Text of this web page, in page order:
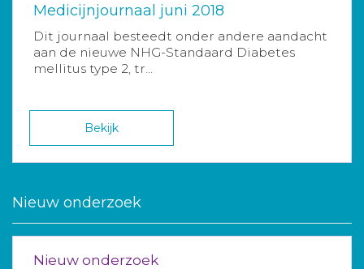
Medicijnjournaal juni 2018
Dit journaal besteedt onder andere aandacht
aan de nieuwe NHG-Standaard Diabetes
mellitus type 2, tr...
Bekijk
Nieuw onderzoek
Nieuw onderzoek